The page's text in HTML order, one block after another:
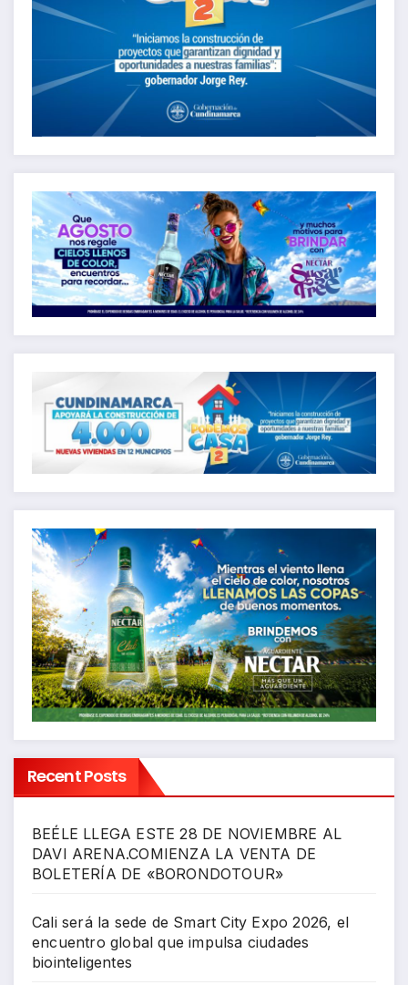
Recent Posts
BEÉLE LLEGA ESTE 28 DE NOVIEMBRE AL
DAVI ARENA.COMIENZA LA VENTA DE
BOLETERÍA DE «BORONDOTOUR»
Cali será la sede de Smart City Expo 2026, el
encuentro global que impulsa ciudades
biointeligentes